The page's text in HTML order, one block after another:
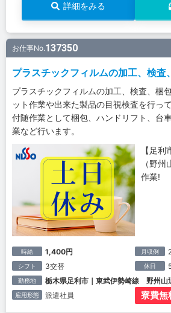
詳細をみる
お仕事No.137350
プラスチックフィルムの加工、検査
プラスチックフィルムの加工、検査、梱
ット作業や出来た製品の目視検査を行っ
付随作業として梱包、ハンドリフト、台
業など行います。
【足
（野
作業!
時給 1,400円 月収例
シフト 3交替 休日
勤務地 栃木県足利市｜東武伊勢崎線 野州山
雇用形態 派遣社員 寮費無